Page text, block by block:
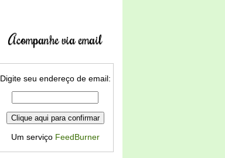
Acompanhe via email
Digite seu endereço de email:
Um serviço FeedBurner